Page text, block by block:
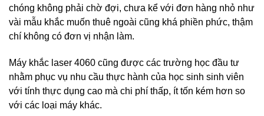
chóng không phải chờ đợi, chưa kể với đơn hàng nhỏ như
vài mẫu khắc muốn thuê ngoài cũng khá phiền phức, thậm
chí không có đơn vị nhận làm.
Máy khắc laser 4060 cũng được các trường học đầu tư
nhằm phục vụ nhu cầu thực hành của học sinh sinh viên
với tính thực dụng cao mà chi phí thấp, ít tốn kém hơn so
với các loại máy khác.